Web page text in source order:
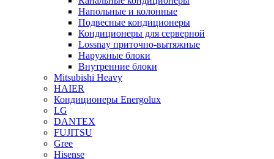
Напольные и колонные
Подвесные кондиционеры
Кондиционеры для серверной
Lossnay приточно-вытяжные
Наружные блоки
Внутренние блоки
Mitsubishi Heavy
HAIER
Кондиционеры Energolux
LG
DANTEX
FUJITSU
Gree
Hisense